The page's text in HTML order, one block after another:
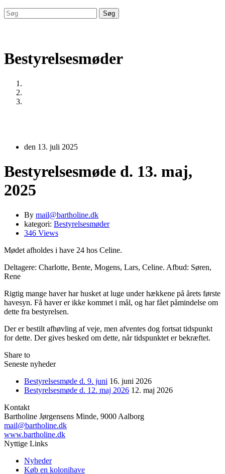
Søg
Bestyrelsesmøder
den 13. juli 2025
Bestyrelsesmøde d. 13. maj,
2025
By mail@bartholine.dk
kategori: Bestyrelsesmøder
346 Views
Mødet afholdes i have 24 hos Celine.
Deltagere: Charlotte, Bente, Mogens, Lars, Celine. Afbud: Søren,
Rene
Rigtig mange haver har husket at luge under hækkene på årets første
havesyn. Få haver er ikke kommet i mål, og har fået påmindelse om
dette fra bestyrelsen.
Der er bestilt afhøvling af veje, men afventes dog fortsat tidspunkt
for dette. Der gives besked om dette, når tidspunktet er bekræftet.
Share to
Seneste nyheder
Bestyrelsesmøde d. 9. juni 16. juni 2026
Bestyrelsesmøde d. 12. maj 2026 12. maj 2026
Kontakt
Bartholine Jørgensens Minde, 9000 Aalborg
mail@bartholine.dk
www.bartholine.dk
Nyttige Links
Nyheder
Køb en kolonihave